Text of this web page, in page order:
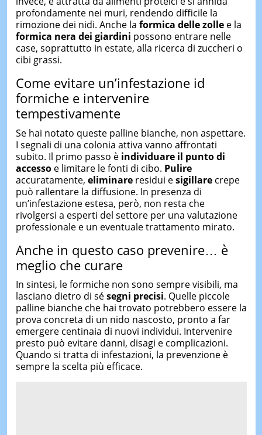
profondamente nei muri, rendendo difficile la
rimozione dei nidi. Anche la formica delle zollee la
formica nera dei giardini possono entrare nelle
case, soprattutto in estate, alla ricerca di zuccheri o
cibi grassi.
Come evitare un’infestazione id
formiche e intervenire
tempestivamente
Se hai notato queste palline bianche, non aspettare.
I segnali di una colonia attiva vanno affrontati
subito. Il primo passo è individuare il punto di
accessoe limitare le fonti di cibo. Pulire
accuratamente, eliminareresidui esigillarecrepe
può rallentare la diffusione. In presenza di
un’infestazione estesa, però, non resta che
rivolgersi a esperti del settore per una valutazione
professionale e un eventuale trattamento mirato.
Anche in questo caso prevenire… è
meglio che curare
In sintesi, le formiche non sono sempre visibili, ma
lasciano dietro di sésegni precisi. Quelle piccole
palline bianche che hai trovato potrebbero essere la
prova concreta di un nido nascosto, pronto a far
emergere centinaia di nuovi individui. Intervenire
presto può evitare danni, disagi e complicazioni.
Quando si tratta di infestazioni, la prevenzione è
sempre la scelta più efficace.